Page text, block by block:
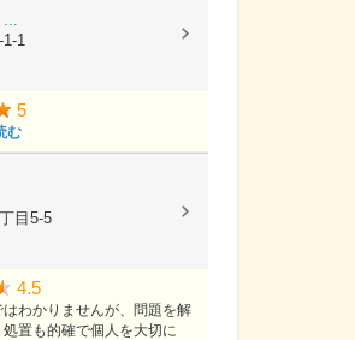
...
1-1
5
む
目5-5
4.5
わかりませんが、問題を解
置も的確で個人を大切に